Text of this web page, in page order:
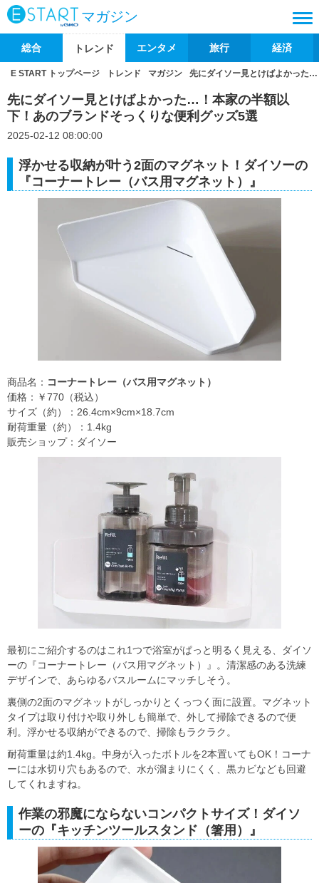
マガジン
総合 トレンド エンタメ 旅行 経済
E START トップページ トレンド マガジン 先にダイソー見とけばよかった
先にダイソー見とけばよかった…！本家の半額以
下！あのブランドそっくりな便利グッズ5選
2025-02-12 08:00:00
浮かせる収納が叶う2面のマグネット！ダイソーの
『コーナートレー（バス用マグネット）』
商品名： コーナートレー（バス用マグネット）
価格：￥770（税込）
サイズ（約）：26.4cm×9cm×18.7cm
耐荷重量（約）：1.4kg
販売ショップ：ダイソー
最初にご紹介するのはこれ1つで浴室がぱっと明るく見える、ダイソ
ーの『コーナートレー（バス用マグネット）』。清潔感のある洗練
デザインで、あらゆるバスルームにマッチしそう。
裏側の2面のマグネットがしっかりとくっつく面に設置。マグネット
タイプは取り付けや取り外しも簡単で、外して掃除できるので便
利。浮かせる収納ができるので、掃除もラクラク。
耐荷重量は約1.4kg。中身が入ったボトルを2本置いてもOK！コーナ
ーには水切り穴もあるので、水が溜まりにくく、黒カビなども回避
してくれますね。
作業の邪魔にならないコンパクトサイズ！ダイソ
ーの『キッチンツールスタンド（箸用）』